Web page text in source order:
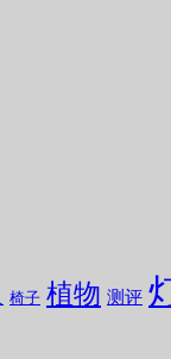
椅子 植物 测评